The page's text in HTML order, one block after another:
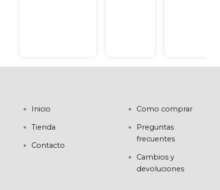
Inicio
Tienda
Contacto
Como comprar
Preguntas
frecuentes
Cambios y
devoluciones